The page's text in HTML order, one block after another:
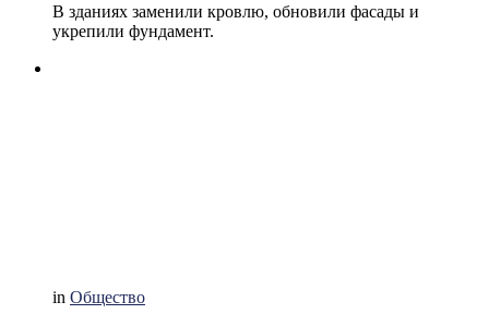
В зданиях заменили кровлю, обновили фасады и
укрепили фундамент.
in Общество